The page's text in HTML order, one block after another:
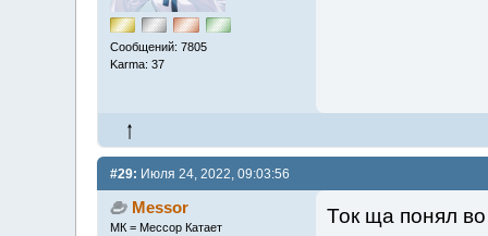
Сообщений: 7805
Karma: 37
#29: Июля 24, 2022, 09:03:56
Messor
МК = Мессор Катает
Ток ща понял